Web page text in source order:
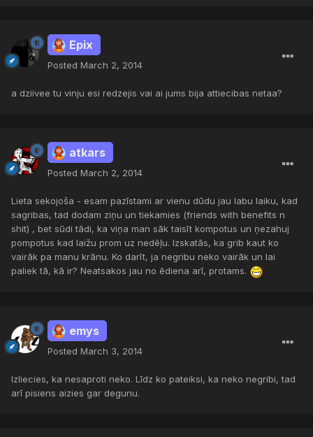
Epix
Posted March 2, 2014
a dziivee tu vinju esi redzejis vai ai jums bija attiecibas netaa?
atkars
Posted March 2, 2014
Lieta sekojoša - esam pazīstami ar vienu dūdu jau labu laiku, kad
sagribas, tad dodam ziņu un tiekamies (friends with benefits n
shit) , bet sūdi tādi, ka viņa man sāk taisīt kompotus un ņezahuj
pompotus kad laižu prom uz nedēļu. Izskatās, ka grib kaut ko
vairāk pa manu krānu. Ko darīt, ja negribu neko vairāk un lai
paliek tā, kā ir? Neatsakos jau no ēdiena arī, protams.
emys
Posted March 3, 2014
Izliecies, ka nesaproti neko. Līdz ko pateiksi, ka neko negribi, tad
arī pisiens aizies gar degunu.